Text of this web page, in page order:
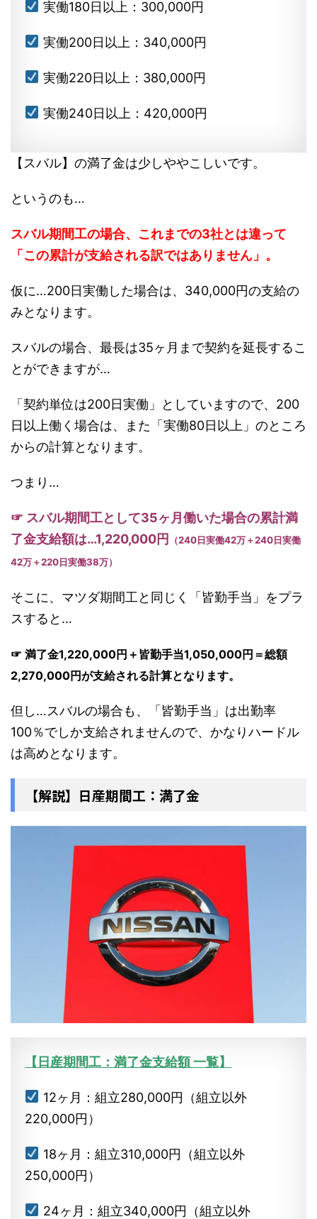
実働180日以上：300,000円
実働200日以上：340,000円
実働220日以上：380,000円
実働240日以上：420,000円
【スバル】の満了金は少しややこしいです。
というのも…
スバル期間工の場合、これまでの3社とは違って
「この累計が支給される訳ではありません」。
仮に…200日実働した場合は、340,000円の支給の
みとなります。
スバルの場合、最長は35ヶ月まで契約を延長するこ
とができますが…
「契約単位は200日実働」としていますので、200
日以上働く場合は、また「実働80日以上」のところ
からの計算となります。
つまり…
☞ スバル期間工として35ヶ月働いた場合の累計満
了金支給額は…1,220,000円 （240日実働42万＋240日実働
42万＋220日実働38万）
そこに、マツダ期間工と同じく「皆勤手当」をプラ
スすると…
☞ 満了金1,220,000円＋皆勤手当1,050,000円＝総額
2,270,000円が支給される計算となります。
但し…スバルの場合も、「皆勤手当」は出勤率
100％でしか支給されませんので、かなりハードル
は高めとなります。
【解説】日産期間工：満了金
【日産期間工：満了金支給額 一覧】
12ヶ月：組立280,000円（組立以外
220,000円）
18ヶ月：組立310,000円（組立以外
250,000円）
24ヶ月：組立340,000円（組立以外